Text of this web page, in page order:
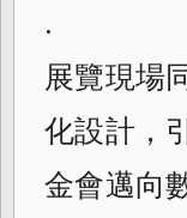
.
展覽現場
化設計，
金會邁向